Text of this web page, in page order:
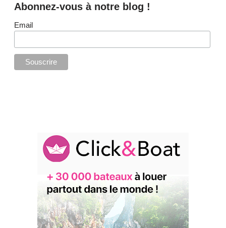
Abonnez-vous à notre blog !
Email